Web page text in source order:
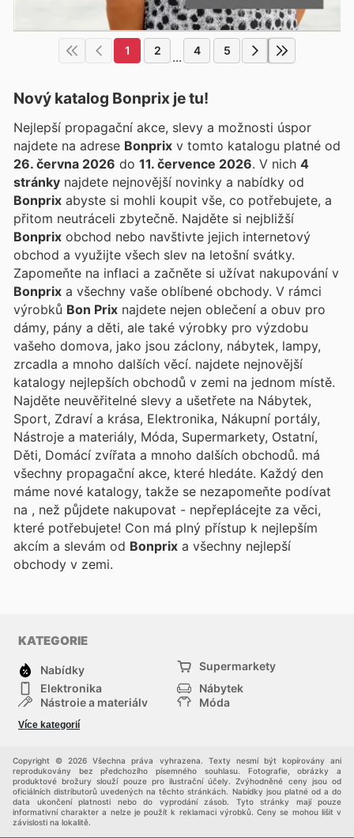
1 2 ... 4 5
Nový katalog Bonprix je tu!
Nejlepší propagační akce, slevy a možnosti úspor
najdete na adrese Bonprix v tomto katalogu platné od
26. června 2026 do 11. července 2026 . V nich 4
stránky najdete nejnovější novinky a nabídky od
Bonprix abyste si mohli koupit vše, co potřebujete, a
přitom neutráceli zbytečně. Najděte si nejbližší
Bonprix obchod nebo navštivte jejich internetový
obchod a využijte všech slev na letošní svátky.
Zapomeňte na inflaci a začněte si užívat nakupování v
Bonprix a všechny vaše oblíbené obchody. V rámci
výrobků Bon Prix najdete nejen oblečení a obuv pro
dámy, pány a děti, ale také výrobky pro výzdobu
vašeho domova, jako jsou záclony, nábytek, lampy,
zrcadla a mnoho dalších věcí. najdete nejnovější
katalogy nejlepších obchodů v zemi na jednom místě.
Najděte neuvěřitelné slevy a ušetřete na Nábytek,
Sport, Zdraví a krása, Elektronika, Nákupní portály,
Nástroje a materiály, Móda, Supermarkety, Ostatní,
Děti, Domácí zvířata a mnoho dalších obchodů. má
všechny propagační akce, které hledáte. Každý den
máme nové katalogy, takže se nezapomeňte podívat
na , než půjdete nakupovat - nepřeplácejte za věci,
které potřebujete! Con má plný přístup k nejlepším
akcím a slevám od Bonprix a všechny nejlepší
obchody v zemi.
KATEGORIE
Nabídky
Supermarkety
Elektronika
Nábytek
Nástroje a materiály
Móda
Děti
Více kategorií
Copyright © 2026 Všechna práva vyhrazena. Texty nesmí být kopírovány ani
reprodukovány bez předchozího písemného souhlasu. Fotografie, obrázky a
produktové brožury slouží pouze pro ilustrační účely. Zvýhodněné ceny jsou od
oficiálních distributorů uvedených na těchto stránkách. Nabídky jsou platné od a do
data ukončení platnosti nebo do vyprodání zásob. Tyto stránky mají pouze
informativní charakter a nelze je použít k reklamaci výrobků. Ceny se mohou lišit v
závislosti na lokalitě.